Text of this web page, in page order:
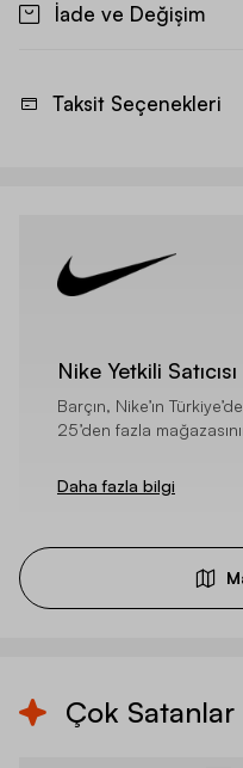
İade ve Değişim
Taksit Seçenekleri
Nike Yetkili Satıcısı
Barçın, Nike’ın
25’den fazla
Daha fazla bilgi
Çok Satanlar